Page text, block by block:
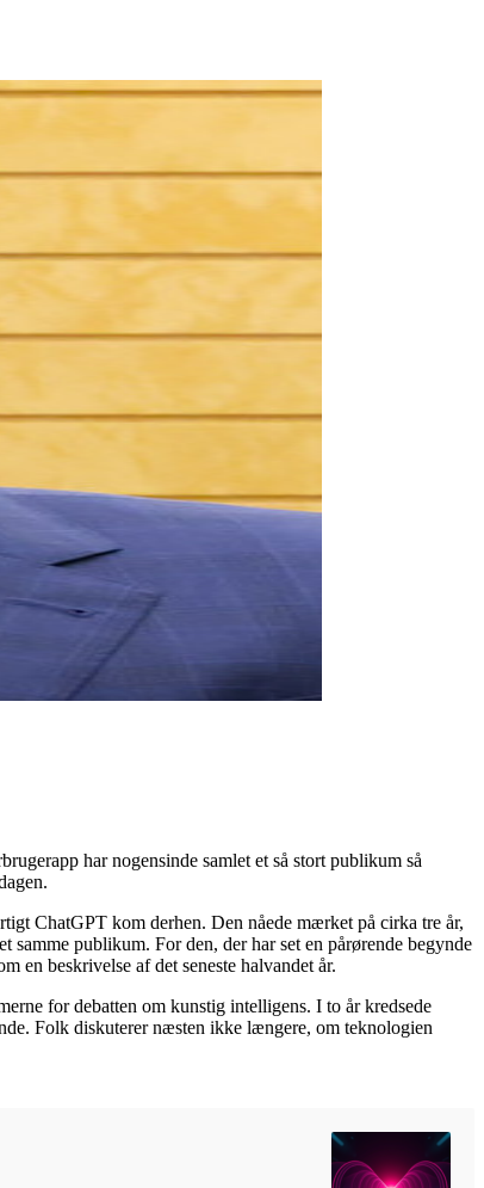
har nogensinde samlet et så stort publikum så
ChatGPT kom derhen. Den nåede mærket på cirka tre år,
publikum. For den, der har set en pårørende begynde
en beskrivelse af det seneste halvandet år.
for debatten om kunstig intelligens. I to år kredsede
Folk diskuterer næsten ikke længere, om teknologien